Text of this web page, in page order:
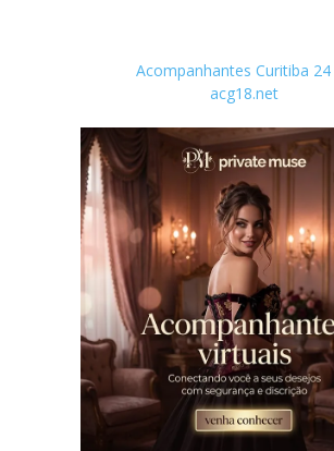
Acompanhantes Curitiba 24
acg18.net